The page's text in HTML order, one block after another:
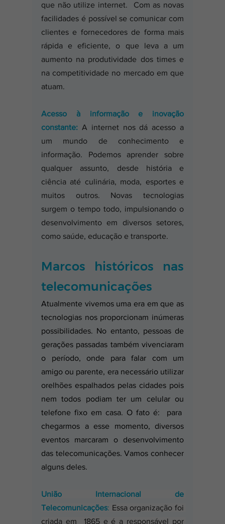
que não utilize internet.  Com as novas
facilidades é possível se comunicar com
clientes e fornecedores de forma mais
rápida e eficiente, o que leva a um
aumento na produtividade dos times e
na competitividade no mercado em que
atuam.
Acesso à informação e inovação
constante: A internet nos dá acesso a
um mundo de conhecimento e
informação. Podemos aprender sobre
qualquer assunto, desde história e
ciência até culinária, moda, esportes e
muitos outros. Novas tecnologias
surgem o tempo todo, impulsionando o
desenvolvimento em diversos setores,
como saúde, educação e transporte.
Marcos históricos nas
telecomunicações
Atualmente vivemos uma era em que as
tecnologias nos proporcionam inúmeras
possibilidades. No entanto, pessoas de
gerações passadas também vivenciaram
o período, onde para falar com um
amigo ou parente, era necessário utilizar
orelhões espalhados pelas cidades pois
nem todos podiam ter um celular ou
telefone fixo em casa. O fato é:  para
chegarmos a esse momento, diversos
eventos marcaram o desenvolvimento
das telecomunicações. Vamos conhecer
alguns deles.
União Internacional de
Telecomunicações: Essa organização foi
criada em  1865 e é a responsável por